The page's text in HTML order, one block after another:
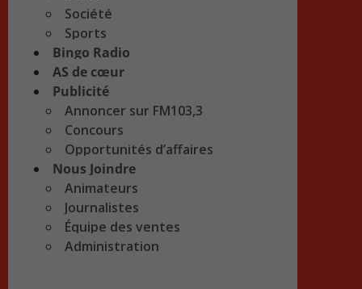
Société
Sports
Bingo Radio
AS de cœur
Publicité
Annoncer sur FM103,3
Concours
Opportunités d’affaires
Nous Joindre
Animateurs
Journalistes
Équipe des ventes
Administration